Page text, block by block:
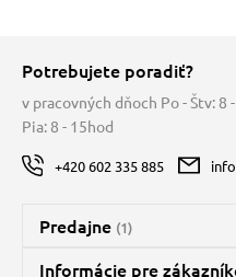
Potrebujete poradiť?
v pracovných dňoch Po - Štv: 8
Pia: 8 - 15hod
+420 602 335 885
Predajne (1)
Predajňa a sklad Kbely
Informácie pre